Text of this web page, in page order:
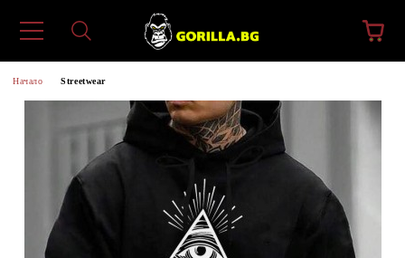
Начало Streetwear